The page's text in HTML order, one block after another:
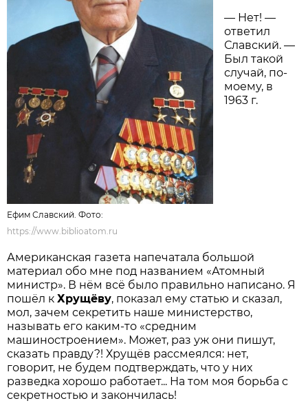
Ефим Славский. Фото:
https://www.biblioatom.ru
— Нет! —
ответил
Славский. —
Был такой
случай, по-
моему, в
1963 г.
Американская газета напечатала большой
материал обо мне под названием «Атомный
министр». В нём всё было правильно написано. Я
пошёл кХрущёву, показал ему статью и сказал,
мол, зачем секретить наше министерство,
называть его каким-то «средним
машиностроением». Может, раз уж они пишут,
сказать правду?! Хрущёв рассмеялся: нет,
говорит, не будем подтверждать, что у них
разведка хорошо работает... На том моя борьба с
секретностью и закончилась!